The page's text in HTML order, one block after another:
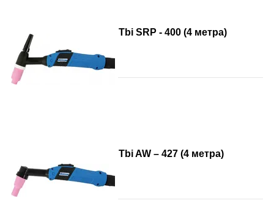
Tbi SRP - 400 (4 метра)
Tbi AW – 427 (4 метра)